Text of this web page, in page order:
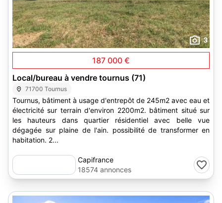
3
187 000 €
Local/bureau à vendre tournus (71)
71700 Tournus
Tournus, bâtiment à usage d'entrepôt de 245m2 avec eau et
électricité sur terrain d'environ 2200m2. bâtiment situé sur
les hauteurs dans quartier résidentiel avec belle vue
dégagée sur plaine de l'ain. possibilité de transformer en
habitation. 2...
Capifrance
18574 annonces